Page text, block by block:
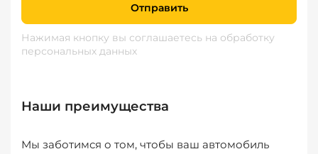
Отправить
Нажимая кнопку вы соглашаетесь на обработку
персональных данных
Наши преимущества
Мы заботимся о том, чтобы ваш автомобиль